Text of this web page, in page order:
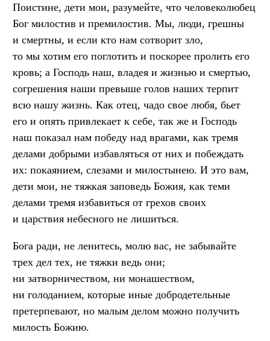
Поистине, дети мои, разумейте, что человеколюбец
Бог милостив и премилостив. Мы, люди, грешны
и смертны, и если кто нам сотворит зло,
то мы хотим его поглотить и поскорее пролить его
кровь; а Господь наш, владея и жизнью и смертью,
согрешения наши превыше голов наших терпит
всю нашу жизнь. Как отец, чадо свое любя, бьет
его и опять привлекает к себе, так же и Господь
наш показал нам победу над врагами, как тремя
делами добрыми избавляться от них и побеждать
их: покаянием, слезами и милостынею. И это вам,
дети мои, не тяжкая заповедь Божия, как теми
делами тремя избавиться от грехов своих
и царствия небесного не лишиться.
Бога ради, не ленитесь, молю вас, не забывайте
трех дел тех, не тяжки ведь они;
ни затворничеством, ни монашеством,
ни голоданием, которые иные добродетельные
претерпевают, но малым делом можно получить
милость Божию.